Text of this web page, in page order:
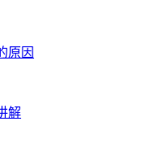
原因
解